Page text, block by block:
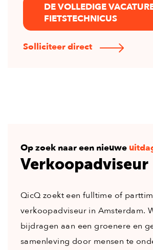
DE VOLLEDIGE
FIETSTECHNICUS
Solliciteer direct
Op zoek naar een nieuwe
Verkoopadviseur
QicQ zoekt een fulltime of
verkoopadviseur in Amsterdam.
bijdragen aan een groenere en
samenleving door mensen te